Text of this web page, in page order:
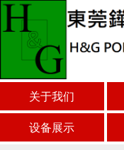
关于我们
设备展示